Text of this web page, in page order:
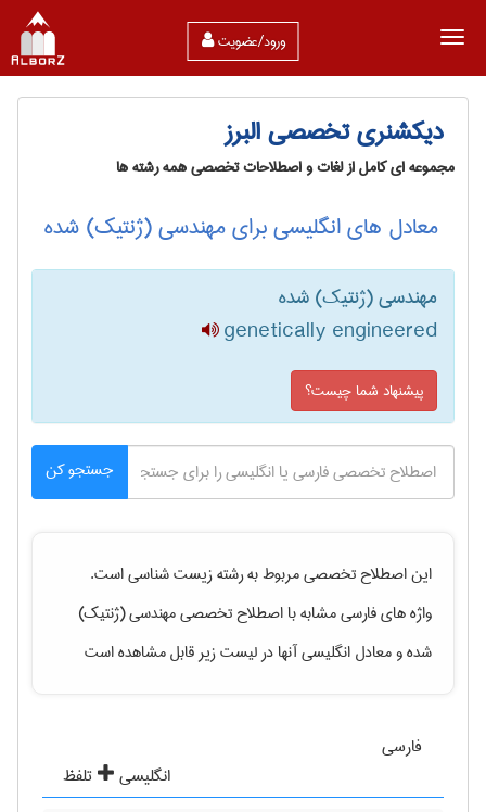
ورود/عضویت
دیکشنری تخصصی البرز
مجموعه ای کامل از لغات و اصطلاحات تخصصی همه رشته ها
معادل های انگلیسی برای مهندسی (ژنتیک) شده
مهندسی (ژنتیک) شده
genetically engineered
پیشنهاد شما چیست؟
جستجو کن
این اصطلاح تخصصی مربوط به رشتهزيست شناسیاست.
واژه های فارسی مشابه با اصطلاح تخصصیمهندسی (ژنتیک)
شدهو معادل انگلیسی آنها در لیست زیر قابل مشاهده است
فارسی
انگلیسی
تلفظ